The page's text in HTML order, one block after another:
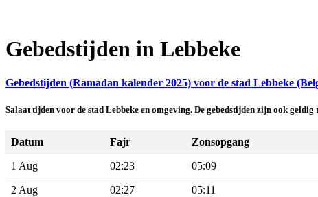
Gebedstijden in Lebbeke
Gebedstijden (Ramadan kalender 2025) voor de stad Lebbeke
Salaat tijden voor de stad Lebbeke en omgeving. De gebedstijden zijn ook
Datum Fajr Zonsopgang
1 Aug 02:23 05:09
2 Aug 02:27 05:11